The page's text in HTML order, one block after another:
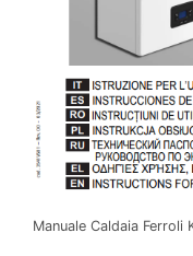
Manuale Caldaia Ferroli